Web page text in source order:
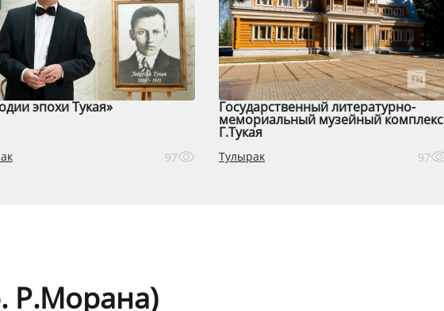
эпохи Тукая»
97
Государственный литературно-
мемориальный музейный комплекс
Г.Тукая
Тулырак 97
Р.Морана)